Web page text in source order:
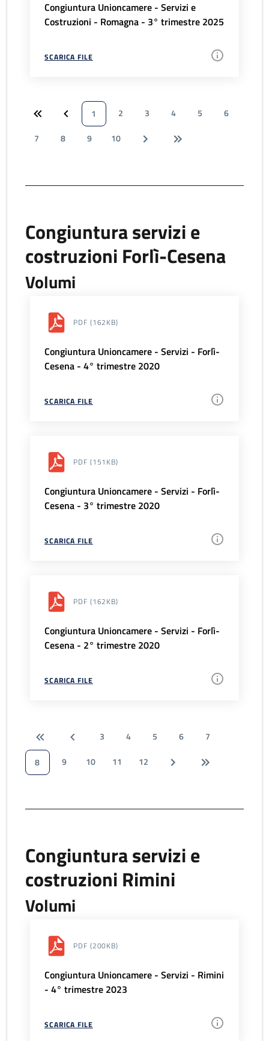
Congiuntura Unioncamere - Servizi e
Costruzioni - Romagna - 3° trimestre 2025
SCARICA FILE
1 2 3 4 5
6
7
8 9 10
Congiuntura servizi e
costruzioni Forlì-Cesena
Volumi
PDF (162KB)
Congiuntura Unioncamere - Servizi - Forlì-
Cesena - 4° trimestre 2020
SCARICA FILE
PDF (151KB)
Congiuntura Unioncamere - Servizi - Forlì-
Cesena - 3° trimestre 2020
SCARICA FILE
PDF (162KB)
Congiuntura Unioncamere - Servizi - Forlì-
Cesena - 2° trimestre 2020
SCARICA FILE
3 4 5 6
7
8
9 10 11 12
Congiuntura servizi e
costruzioni Rimini
Volumi
PDF (200KB)
Congiuntura Unioncamere - Servizi - Rimini
- 4° trimestre 2023
SCARICA FILE